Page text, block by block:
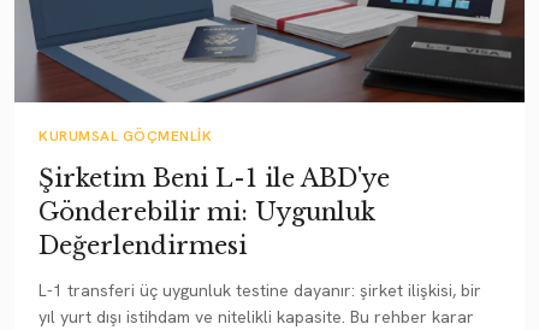
KURUMSAL GÖÇMENLIK
Şirketim Beni L-1 ile ABD'ye
Gönderebilir mi: Uygunluk
Değerlendirmesi
L-1 transferi üç uygunluk testine dayanır: şirket ilişkisi, bir
yıl yurt dışı istihdam ve nitelikli kapasite. Bu rehber karar